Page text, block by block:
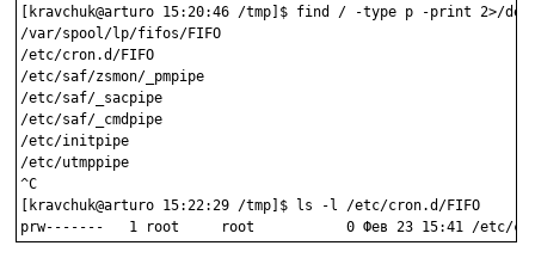
[kravchuk@arturo 15:20:46 /tmp]$ find / -type p -print 2>/
/var/spool/lp/fifos/FIFO
/etc/cron.d/FIFO
/etc/saf/zsmon/_pmpipe
/etc/saf/_sacpipe
/etc/saf/_cmdpipe
/etc/initpipe
/etc/utmppipe
^C
[kravchuk@arturo 15:22:29 /tmp]$ ls -l /etc/cron.d/FIFO